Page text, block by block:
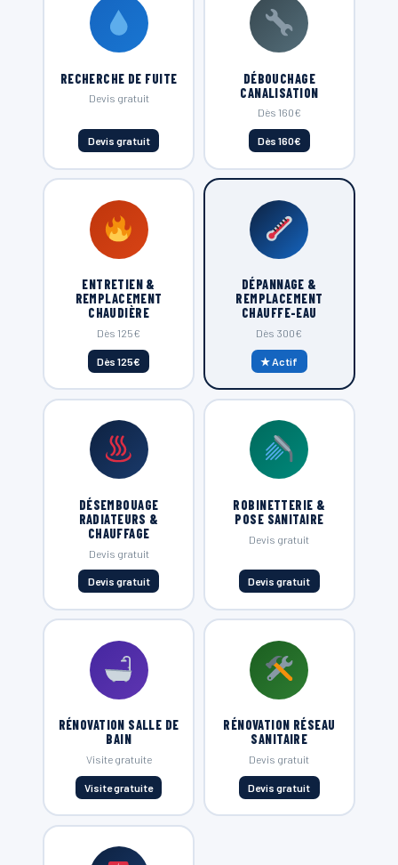
RECHERCHE DE FUITE
Devis gratuit
Devis gratuit
DÉBOUCHAGE
CANALISATION
Dès 160€
Dès 160€
ENTRETIEN &
REMPLACEMENT
CHAUDIÈRE
Dès 125€
Dès 125€
DÉPANNAGE &
REMPLACEMENT
CHAUFFE-EAU
Dès 300€
★ Actif
DÉSEMBOUAGE
RADIATEURS &
CHAUFFAGE
Devis gratuit
Devis gratuit
ROBINETTERIE &
POSE SANITAIRE
Devis gratuit
Devis gratuit
RÉNOVATION SALLE DE
BAIN
Visite gratuite
Visite gratuite
RÉNOVATION RÉSEAU
SANITAIRE
Devis gratuit
Devis gratuit